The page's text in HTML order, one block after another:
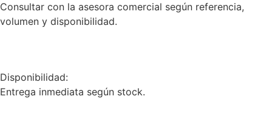
Consultar con la asesora comercial según referencia,
volumen y disponibilidad.
Disponibilidad:
Entrega inmediata según stock.